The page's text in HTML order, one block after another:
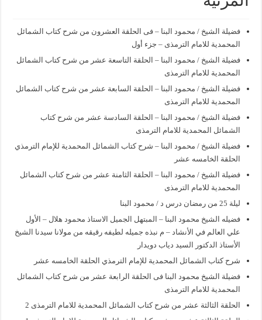
فضيلة الشيخ / محمود البنا – فى الحلقة العشرون من شرح كتاب الشمائل
المحمدية للامام الترمذى – جزء أول
فضيلة الشيخ / محمود البنا – الحلقة التاسعة عشر من شرح كتاب الشمائل
المحمدية للامام الترمذى
فضيلة الشيخ / محمود البنا – الحلقة السابعة عشر من شرح كتاب الشمائل
المحمدية للامام الترمذى
فضيلة الشيخ / محمود البنا – الحلقة السادسة عشر من شرح كتاب
الشمائل المحمدية للامام الترمذى
فضيلة الشيخ / محمود البنا – شرح كتاب الشمائل المحمدية للإمام الترمذي
الحلقة الخامسه عشر
فضيلة الشيخ / محمود البنا – الحلقة الثامنة عشر من شرح كتاب الشمائل
المحمدية للامام الترمذى
ليلة 25 من رمضان درس د / محمود البنا
فضيله الشيخ محمود البنا – المبتهل الجميل الاستاذ محمود هلال – الأول
علي العالم في الأنشاد – م نبذه جميله لطيفه رقيقه من مولانا سيدنا الشيخ
الأستاذ الدكتور السيد دياب دويدار
شرح كتاب الشمائل المحمدية للإمام الترمذي الحلقة الخامسه عشر
فضيلة الشيخ محمود البنا فى الحلقة الرابعة عشر من شرح كتاب الشمائل
المحمدية للامام الترمذى
الحلقة الثالثة عشر من شرح كتاب الشمائل المحمدية للامام الترمذى 2